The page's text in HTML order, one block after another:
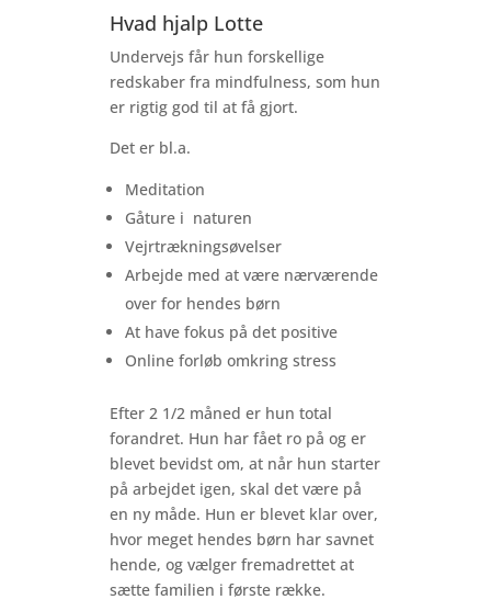
Hvad hjalp Lotte
Undervejs får hun forskellige
redskaber fra mindfulness, som hun
er rigtig god til at få gjort.
Det er bl.a.
Meditation
Gåture i naturen
Vejrtrækningsøvelser
Arbejde med at være nærværende
over for hendes børn
At have fokus på det positive
Online forløb omkring stress
Efter 2 1/2 måned er hun total
forandret. Hun har fået ro på og er
blevet bevidst om, at når hun starter
på arbejdet igen, skal det være på
en ny måde. Hun er blevet klar over,
hvor meget hendes børn har savnet
hende, og vælger fremadrettet at
sætte familien i første række.